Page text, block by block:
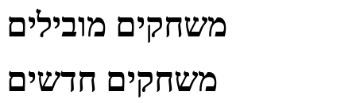
משחקים מובילים
משחקים חדשים